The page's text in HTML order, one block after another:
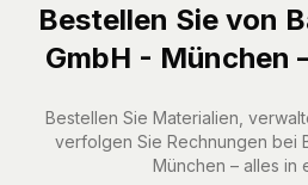
Bestellen Sie von
GmbH - München
Bestellen Sie Materialien,
verfolgen Sie Rechnungen bei
München – alles in